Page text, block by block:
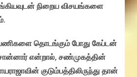
நிறைய விசயங்களை
பணிகளை தொடங்கும் போது கேப்டன்
என்றால், சண்முகத்தின்
குடும்பத்திலிருந்து தான்